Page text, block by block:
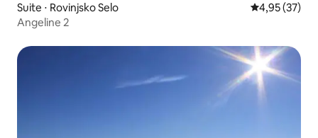
Suite ⋅ Rovinjsko Selo Évaluation
4,95 (37)
Angeline 2